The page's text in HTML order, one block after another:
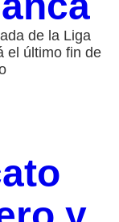
de la Liga
el último fin de